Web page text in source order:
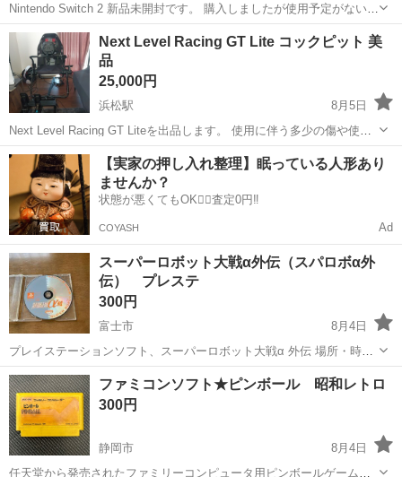
Nintendo Switch 2 新品未開封です。 購入しましたが使用予定がないた
め出品します。 未開封のため動作確認はしていません。 浜松市内で直
接受け渡し希望です。 よろしくお願いします。
静岡 浜松市
Next Level Racing GT Lite コックピット 美
品
25,000円
浜松駅
8月5日
Next Level Racing GT Liteを出品します。 使用に伴う多少の傷や使用
感はありますが、全体的に状態は良好です。 使用には問題ありませ
ん。 折りたたみ可能で収納しやすく、シートの破れもありません。 写
真に写...
静岡 浜松市 浜松駅 テレビゲーム
【実家の押し入れ整理】眠っている人形あり
ませんか？
状態が悪くてもOK🙆‍♀️査定0円‼️
COYASH Ad
スーパーロボット大戦α外伝（スパロボα外
伝） プレステ
300円
富士市
8月4日
プレイステーションソフト、スーパーロボット大戦α 外伝 場所・時間
は静岡インター付近で18時頃、またはファミリーマート 富士伝法店
（富士市伝法3-8）に19時頃で大丈夫です。 αシリーズの第２作です。
援護攻撃・防御が導...
静岡 富士市 プレステ
ファミコンソフト★ピンボール 昭和レトロ
300円
静岡市
8月4日
任天堂から発売されたファミリーコンピュータ用ピンボールゲーム